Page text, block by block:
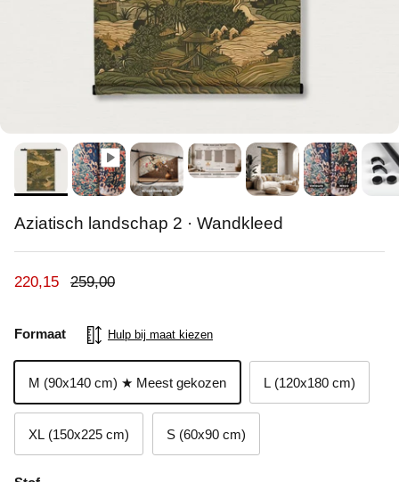
Aziatisch landschap 2 · Wandkleed
Verkoopprijs
220,15 Reguliere prijs
259,00
Formaat Hulp bij maat kiezen
M (90x140 cm) ★ Meest gekozen L (120x180 cm)
XL (150x225 cm) S (60x90 cm)